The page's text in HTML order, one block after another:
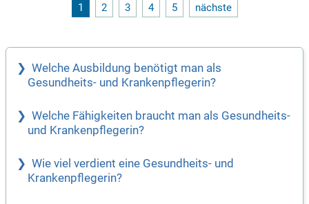
rüfen Sie bitte vor Ihrer Bewerbung die Anforderungen und Ih
ren Lebenslauf. Bewerben Sie sich jetzt unter der Referenzn
1 2 3 4 5 nächste
Welche Ausbildung benötigt man als
Gesundheits- und Krankenpflegerin?
Welche Fähigkeiten braucht man als Gesundheits-
und Krankenpflegerin?
Wie viel verdient eine Gesundheits- und
Krankenpflegerin?